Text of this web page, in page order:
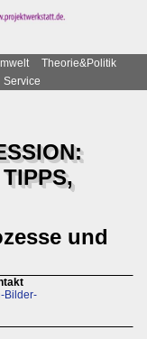
Theorie&Politik
Service
und
Bilder-